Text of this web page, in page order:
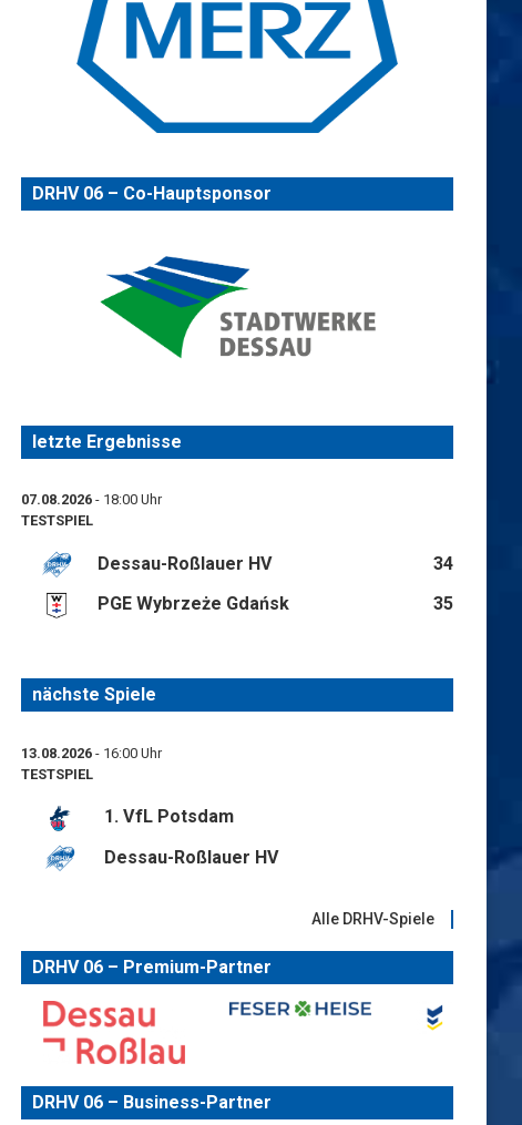
DRHV 06 – Co-Hauptsponsor
letzte Ergebnisse
07.08.2026 - 18:00 Uhr
TESTSPIEL
Dessau-Roßlauer HV
34
PGE Wybrzeże Gdańsk
35
nächste Spiele
13.08.2026 - 16:00 Uhr
TESTSPIEL
1. VfL Potsdam
Dessau-Roßlauer HV
Alle DRHV-Spiele
DRHV 06 – Premium-Partner
DRHV 06 – Business-Partner